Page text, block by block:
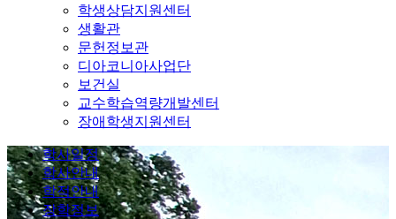
학생상담지원센터
생활관
문헌정보관
디아코니아사업단
보건실
교수학습역량개발센터
장애학생지원센터
학사일정
학사안내
학적안내
장학정보